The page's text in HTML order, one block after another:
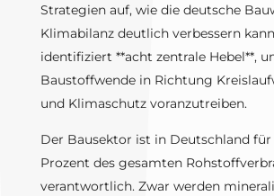
Strategien auf, wie die deutsche
Klimabilanz deutlich verbessern
identifiziert **acht zentrale Hebel**,
Baustoffwende in Richtung
und Klimaschutz voranzutreiben.
Der Bausektor ist in Deutschland
Prozent des gesamten
verantwortlich. Zwar werden